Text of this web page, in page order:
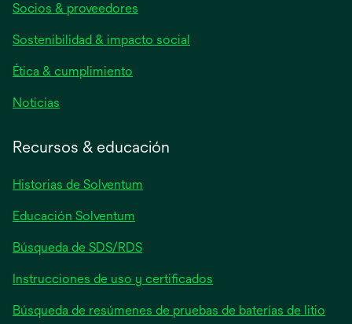
en
una
pestaña
nueva
Socios & proveedores
Sostenibilidad & impacto social
Ética & cumplimiento
Noticias
pestaña
Recursos & educación
Historias de Solventum
Educación Solventum
Búsqueda de SDS/RDS
Instrucciones de uso y certificados
Búsqueda de resúmenes de pruebas de baterías de litio